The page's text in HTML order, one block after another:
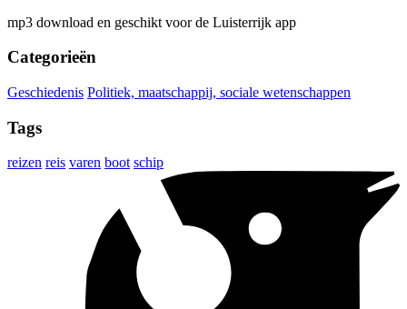
mp3 download en geschikt voor de Luisterrijk app
Categorieën
Geschiedenis Politiek, maatschappij, sociale wetenschappen
Tags
reizen reis varen boot schip